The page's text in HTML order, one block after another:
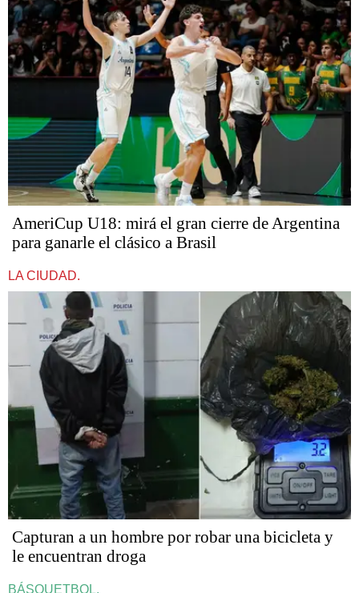
AmeriCup U18: mirá el gran cierre de Argentina
para ganarle el clásico a Brasil
LA CIUDAD.
Capturan a un hombre por robar una bicicleta y
le encuentran droga
BÁSQUETBOL.